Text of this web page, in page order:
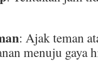
: Ajak teman
menuju gaya